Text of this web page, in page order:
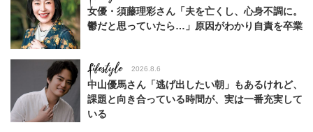
女優・須藤理彩さん「夫を亡くし、心身不調に。
鬱だと思っていたら…」原因がわかり自責を卒業
Lifestyle 2026.8.6
中山優馬さん「逃げ出したい朝」もあるけれど、
課題と向き合っている時間が、実は一番充実して
いる